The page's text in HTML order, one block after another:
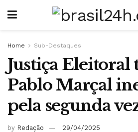
Home Sub-Destaques
Justiça Eleitoral
Pablo Marçal
pela segunda
by Redação 29/04/2025